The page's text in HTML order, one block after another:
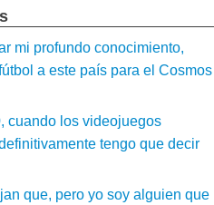
mi profundo conocimiento,
a este país para el Cosmos
cuando los videojuegos
tengo que decir
que, pero yo soy alguien que